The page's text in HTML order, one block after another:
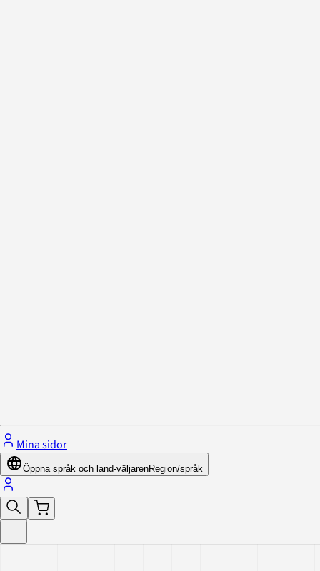
Mina sidor
Öppna språk och land-väljarenRegion/språk